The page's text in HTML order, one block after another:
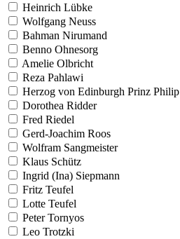
Heinrich Lübke
Wolfgang Neuss
Bahman Nirumand
Benno Ohnesorg
Amelie Olbricht
Reza Pahlawi
Herzog von Edinburgh Prinz Philip
Dorothea Ridder
Fred Riedel
Gerd-Joachim Roos
Wolfram Sangmeister
Klaus Schütz
Ingrid (Ina) Siepmann
Fritz Teufel
Lotte Teufel
Peter Tornyos
Leo Trotzki